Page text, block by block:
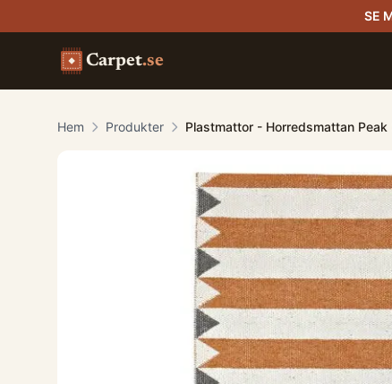
SE
Carpet.se
Hem Produkter Plastmattor - Horredsmattan